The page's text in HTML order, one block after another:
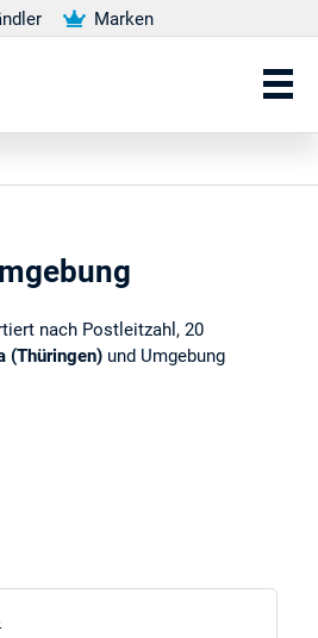
Marken
nach Postleitzahl, 20
(Thüringen) und Umgebung